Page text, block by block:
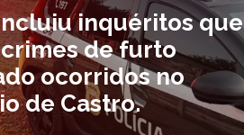
inquéritos que
de furto
ocorridos no
de Castro.